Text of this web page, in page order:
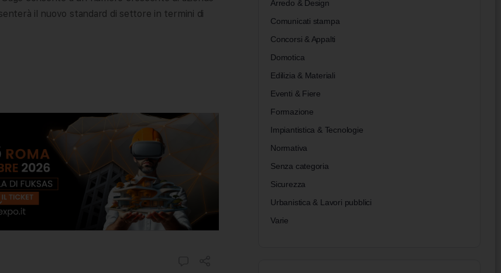
il nuovo standard di settore in termini di
Arredo & Design
Comunicati stampa
Concorsi & Appalti
Domotica
Edilizia & Materiali
Eventi & Fiere
Formazione
Impiantistica & Tecnologie
Normativa
Senza categoria
Sicurezza
Urbanistica & Lavori pubblici
Varie